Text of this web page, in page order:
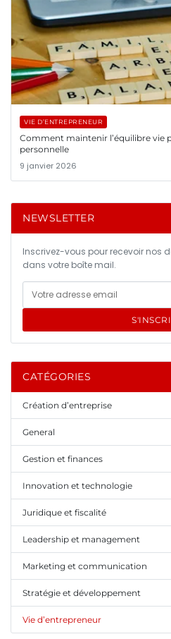
VIE D’ENTREPRENEUR
Comment maintenir l’équilibre vie
personnelle
9 janvier 2026
NEWSLETTER
Inscrivez-vous pour recevoir nos
dans votre boîte mail.
CATÉGORIES
Création d’entreprise
General
Gestion et finances
Innovation et technologie
Juridique et fiscalité
Leadership et management
Marketing et communication
Stratégie et développement
Vie d’entrepreneur